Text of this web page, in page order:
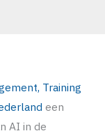
Training
een
AI in de